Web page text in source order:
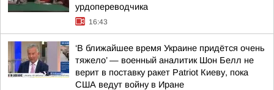
урдопереводчика
16:43
‘В ближайшее время Украине придётся очень
тяжело’ — военный аналитик Шон Белл не
верит в поставку ракет Patriot Киеву, пока
США ведут войну в Иране